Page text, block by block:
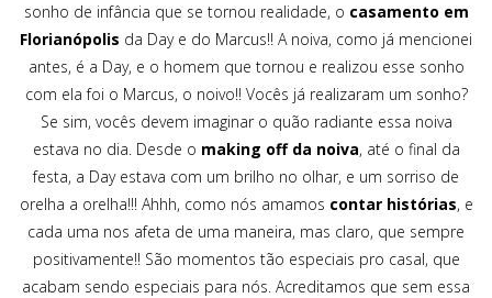
sonho de infância que se tornou realidade, o casamento em
Florianópolis da Day e do Marcus!! A noiva, como já mencionei
antes, é a Day, e o homem que tornou e realizou esse sonho
com ela foi o Marcus, o noivo!! Vocês já realizaram um sonho?
Se sim, vocês devem imaginar o quão radiante essa noiva
estava no dia. Desde o making off da noiva, até o final da
festa, a Day estava com um brilho no olhar, e um sorriso de
orelha a orelha!!! Ahhh, como nós amamos contar histórias, e
cada uma nos afeta de uma maneira, mas claro, que sempre
positivamente!! São momentos tão especiais pro casal, que
acabam sendo especiais para nós. Acreditamos que sem essa